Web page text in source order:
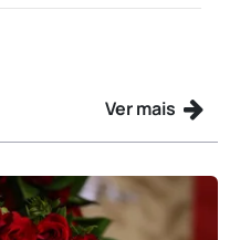
Ver mais